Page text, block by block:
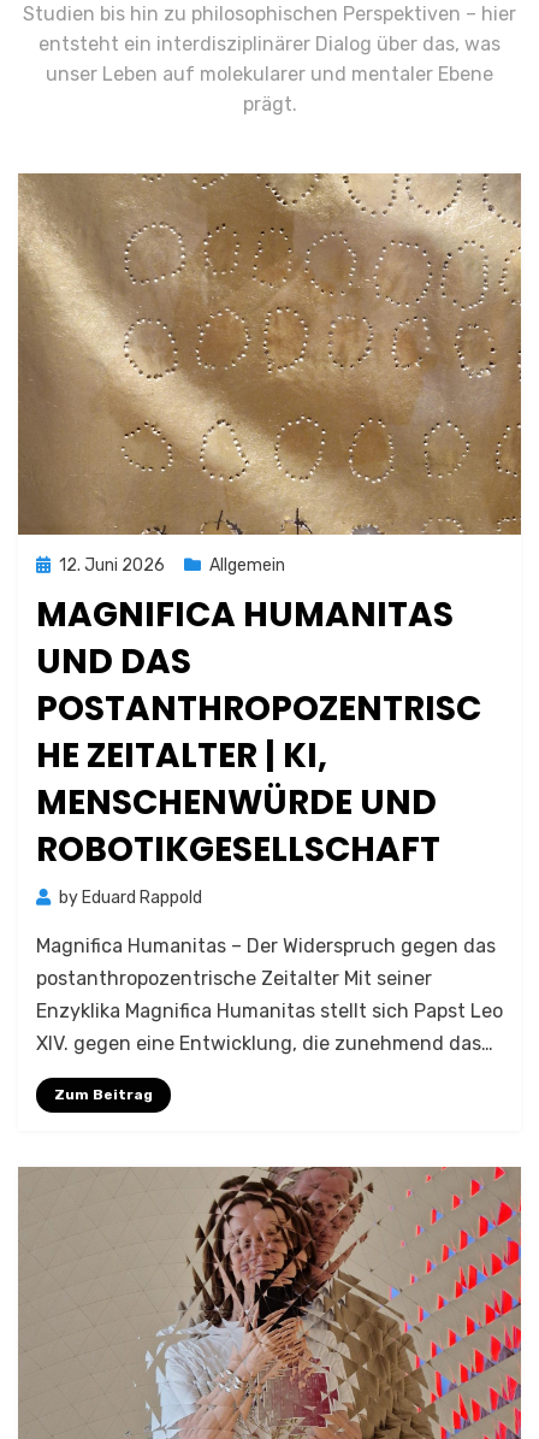
Studien bis hin zu philosophischen Perspektiven – hier
entsteht ein interdisziplinärer Dialog über das, was
unser Leben auf molekularer und mentaler Ebene
prägt.
Posted
12. Juni 2026 Allgemein
MAGNIFICA HUMANITAS
UND DAS
POSTANTHROPOZENTRISC
HE ZEITALTER | KI,
MENSCHENWÜRDE UND
ROBOTIKGESELLSCHAFT
by Eduard Rappold
Magnifica Humanitas – Der Widerspruch gegen das
postanthropozentrische Zeitalter Mit seiner
Enzyklika Magnifica Humanitas stellt sich Papst Leo
XIV. gegen eine Entwicklung, die zunehmend das…
Zum Beitrag